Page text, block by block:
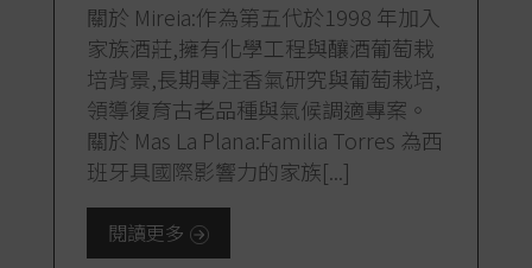
關於 Mireia:作為第五代於1998 年加入
家族酒莊,擁有化學工程與釀酒葡萄栽
培背景,長期專注香氣研究與葡萄栽培,
領導復育古老品種與氣候調適專案。
關於 Mas La Plana:Familia Torres 為西
班牙具國際影響力的家族[...]
閱讀更多